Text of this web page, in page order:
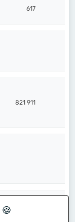
617
821 911
🍪